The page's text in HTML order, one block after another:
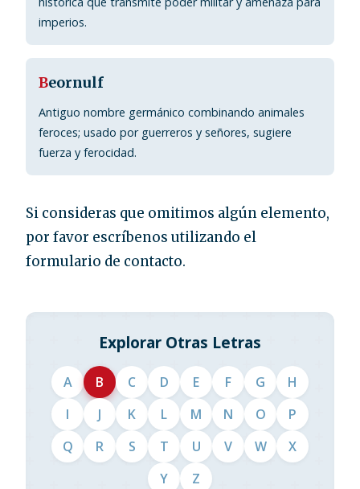
imperios.
Beornulf
Antiguo nombre germánico combinando animales
feroces; usado por guerreros y señores, sugiere
fuerza y ferocidad.
Si consideras que omitimos algún elemento,
por favor escríbenos utilizando el
formulario de contacto.
Explorar Otras Letras
A B C D E F G
H
I
J K L M N O
P
Q
R S T U V W
X
Y
Z